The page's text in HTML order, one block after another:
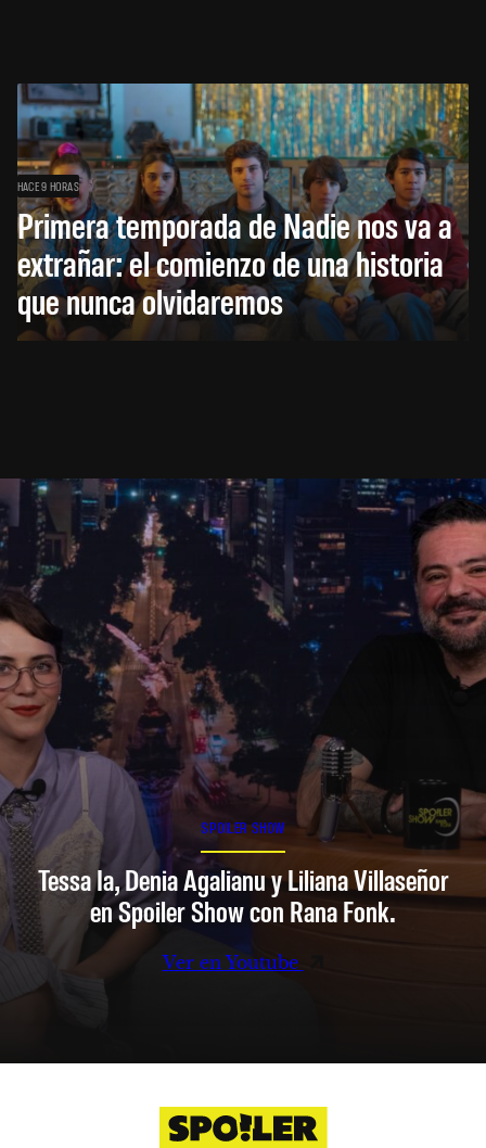
HACE 9 HORAS
Primera temporada de Nadie nos va a
extrañar: el comienzo de una historia
que nunca olvidaremos
SPOILER SHOW
Tessa Ia, Denia Agalianu y Liliana Villaseñor
en Spoiler Show con Rana Fonk.
Ver en Youtube